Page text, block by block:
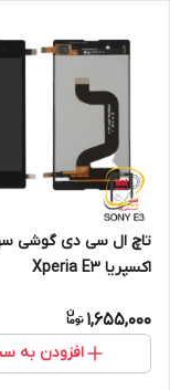
تاچ ال سی دی گوشی
اکسپریا Xperia E3
1,655,000
افزودن به